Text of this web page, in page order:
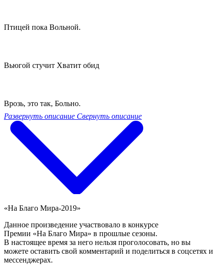
Птицей пока Вольной.
Вьюгой стучит Хватит обид
Врозь, это так, Больно.
Развернуть описание Свернуть описание
«На Благо Мира-2019»
Данное произведение участвовало в конкурсе
Премии «На Благо Мира» в прошлые сезоны.
В настоящее время за него нельзя проголосовать, но вы
можете оставить свой комментарий и поделиться в соцсетях и
мессенджерах.